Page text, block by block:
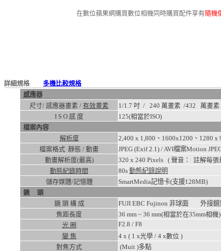
在數位蘋果網購買數位相機同時購買配件享有隨機
詳細規格
多機比較規格
感應器
尺寸/ 感應器畫素 / 有效畫素 1/1.7 吋 / 240 萬畫素 /432 萬畫素
I S O 感 度
125(相當於ISO)
檔案內容
解析度
2,400 x 1,800、1600x1200、1280 x
檔案格式 靜態 / 動畫
JPEG (Exif 2.1) / AVI檔案Motion
動畫解析度(最高)
320 x 240 Pixels ( 聲音： 註解每張
動態紀錄時間
80s 動態紀錄說明
儲存媒體/記憶體
SmartMedia記憶卡(支援128MB)
鏡 頭
鏡 頭 構 成
FUJI EBC Fujinon 非球面 外接鏡
焦距長度
36 mm ~ 36 mm(相當於在35mm相機)
光 圈
F2.8 / F8
變 焦
4 x ( 1 x光學 / 4 x數位 )
對焦方式
(Muit )多點